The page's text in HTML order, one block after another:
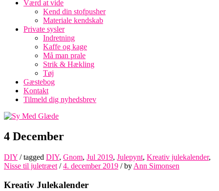
Værd at vide
Kend din stofpusher
Materiale kendskab
Private sysler
Indretning
Kaffe og kage
Må man prale
Strik & Hækling
Tøj
Gæstebog
Kontakt
Tilmeld dig nyhedsbrev
4 December
DIY / tagged DIY, Gnom, Jul 2019, Julepynt, Kreativ julekalender,
Nisse til juletræet /4. december 2019 /by Ann Simonsen
Kreativ Julekalender